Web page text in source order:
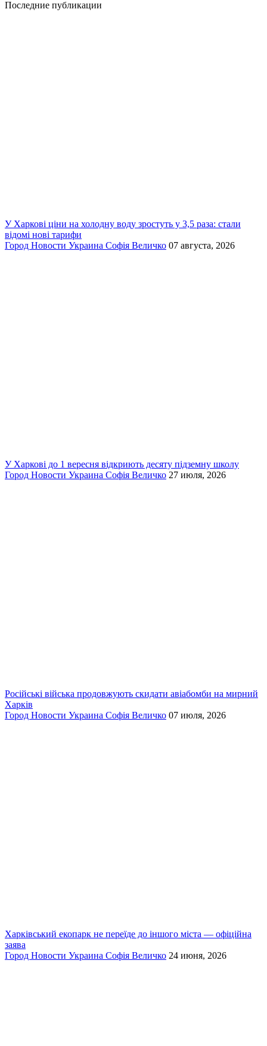
Последние публикации
У Харкові ціни на холодну воду зростуть у 3,5 раза: стали
відомі нові тарифи
Город Новости Украина Софія Величко 07 августа, 2026
У Харкові до 1 вересня відкриють десяту підземну школу
Город Новости Украина Софія Величко 27 июля, 2026
Російські війська продовжують скидати авіабомби на мирний
Харків
Город Новости Украина Софія Величко 07 июля, 2026
Харківський екопарк не переїде до іншого міста — офіційна
заява
Город Новости Украина Софія Величко 24 июня, 2026